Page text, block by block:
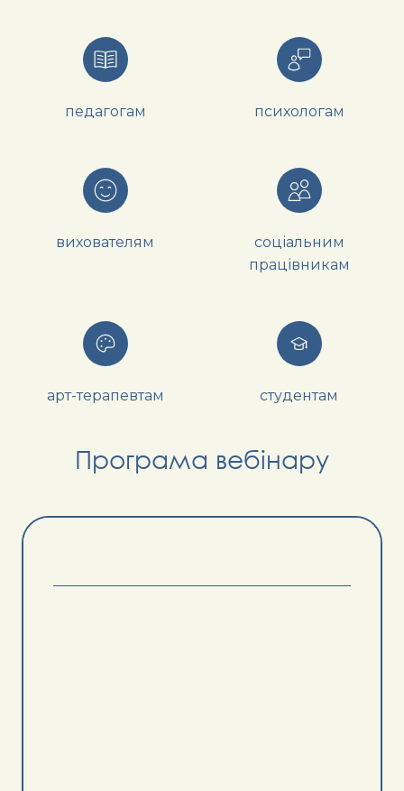
педагогам психологам
вихователям
соціальним
працівникам
арт-терапевтам студентам
Програма вебінару